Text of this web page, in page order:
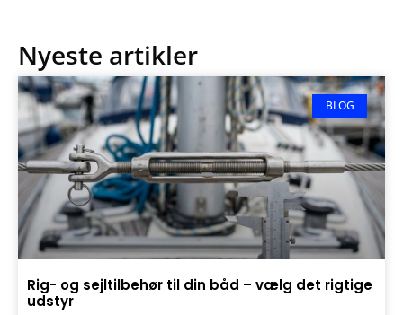
Nyeste artikler
BLOG
Rig- og sejltilbehør til din båd – vælg det rigtige
udstyr